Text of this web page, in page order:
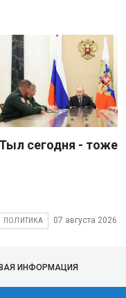
Тыл сегодня - тоже
ПОЛИТИКА 07 августа 2026
ИНФОРМАЦИЯ